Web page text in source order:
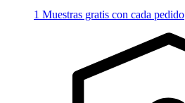
1 Muestras gratis con cada pedido